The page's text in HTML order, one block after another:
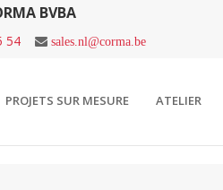
BVBA
54 sales.nl@corma.be
PROJETS SUR MESURE ATELIER